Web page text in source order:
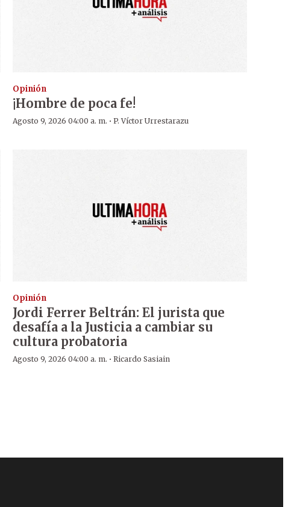
Opinión
¡Hombre de poca fe!
Agosto 9, 2026 04:00 a. m. · P. Víctor Urrestarazu
Opinión
Jordi Ferrer Beltrán: El jurista que
desafía a la Justicia a cambiar su
cultura probatoria
Agosto 9, 2026 04:00 a. m. · Ricardo Sasiain